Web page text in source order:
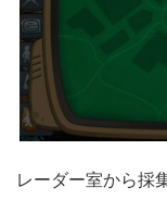
レーダー室から採